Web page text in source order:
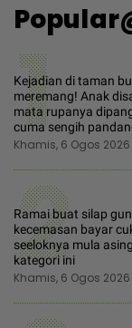
1
Kejadian di taman
meremang! Anak
mata rupanya
cuma sengih
Khamis, 6 Ogos 2026
2
Ramai buat silap
kecemasan bayar
seeloknya mula
kategori ini
Khamis, 6 Ogos 2026